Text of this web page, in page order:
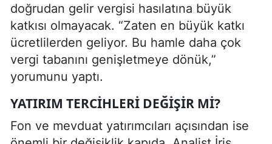
doğrudan gelir vergisi hasılatına büyük
katkısı olmayacak. “Zaten en büyük katkı
ücretlilerden geliyor. Bu hamle daha çok
vergi tabanını genişletmeye dönük,”
yorumunu yaptı.
YATIRIM TERCIHLERI DEĞIŞIR MI?
Fon ve mevduat yatırımcıları açısından ise